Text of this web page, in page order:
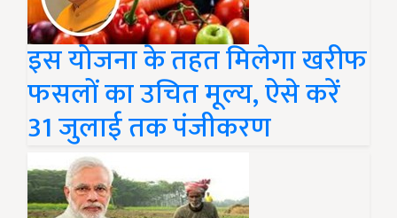
इस योजना के तहत मिलेगा खरीफ
फसलों का उचित मूल्य, ऐसे करें
31 जुलाई तक पंजीकरण